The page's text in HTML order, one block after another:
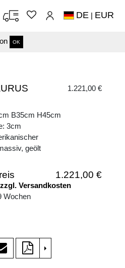
OK
DE | EUR
1.221,00 €
B35cm H45cm
3cm
geölt
1.221,00 €
Versandkosten
Wochen
>